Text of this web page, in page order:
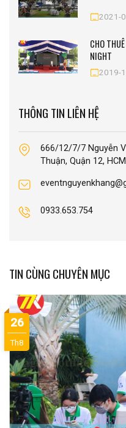
2021-
CHO
NIGHT
2019-
THÔNG TIN LIÊN HỆ
666/12/7/7 Nguyễn
Thuận, Quận 12, HCM
0933.653.754
TIN CÙNG CHUYÊN MỤC
26
Th8